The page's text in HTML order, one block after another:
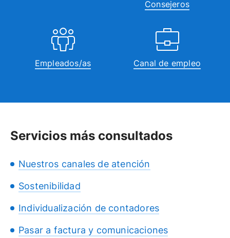
Consejeros
Empleados/as Canal de empleo
Servicios más consultados
Nuestros canales de atención
Sostenibilidad
Individualización de contadores
Pasar a factura y comunicaciones